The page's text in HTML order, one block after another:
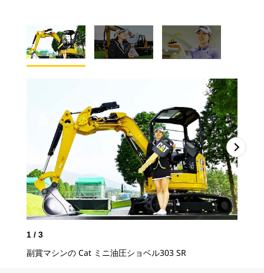
1 / 3
副賞マシンの Cat ミニ油圧ショベル303 SR